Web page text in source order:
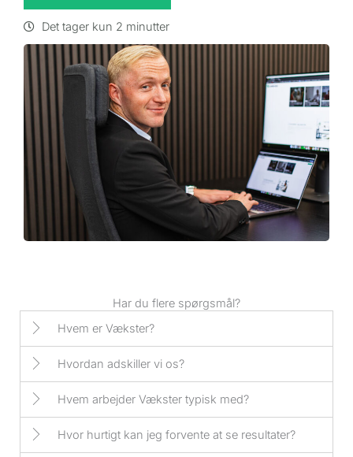
Det tager kun 2 minutter
Har du flere spørgsmål?
Hvem er Vækster?
Hvordan adskiller vi os?
Hvem arbejder Vækster typisk med?
Hvor hurtigt kan jeg forvente at se resultater?